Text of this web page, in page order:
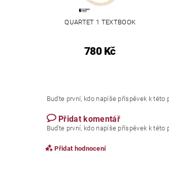
QUARTET 1 TEXTBOOK
780 Kč
Buďte první, kdo napíše příspěvek k této
Přidat komentář
Buďte první, kdo napíše příspěvek k této
Přidat hodnocení